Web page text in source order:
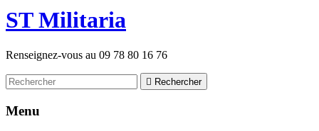
STMilitaria
Renseignez-vous au 09 78 80 16 76
 Rechercher
Menu